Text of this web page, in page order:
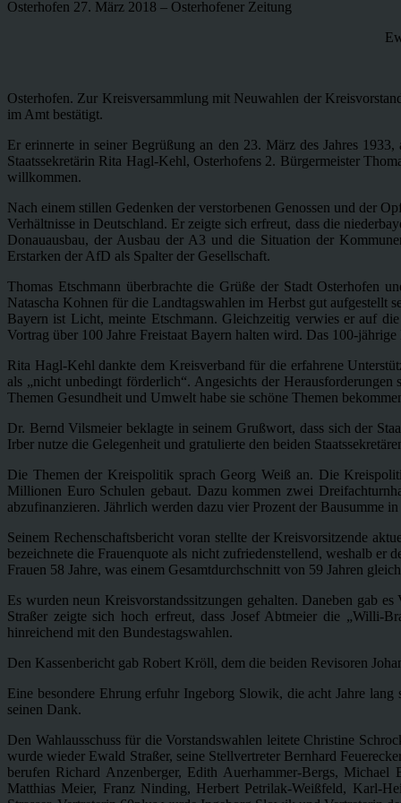
Osterhofen 27. März 2018 – Osterhofener Zeitung
Osterhofen. Zur Kreisversammlung mit Neuwahlen der
im Amt bestätigt.
Er erinnerte in seiner Begrüßung an den 23. März des Jahres
Staatssekretärin Rita Hagl-Kehl, Osterhofens 2. Bürgermeister
willkommen.
Nach einem stillen Gedenken der verstorbenen Genossen und der
Verhältnisse in Deutschland. Er zeigte sich erfreut, dass die
Donauausbau, der Ausbau der A3 und die Situation der
Erstarken der AfD als Spalter der Gesellschaft.
Thomas Etschmann überbrachte die Grüße der Stadt Osterhofen
Natascha Kohnen für die Landtagswahlen im Herbst gut aufgestellt
Bayern ist Licht, meinte Etschmann. Gleichzeitig verwies er auf
Vortrag über 100 Jahre Freistaat Bayern halten wird. Das 100-
Rita Hagl-Kehl dankte dem Kreisverband für die erfahrene
als „nicht unbedingt förderlich“. Angesichts der
Themen Gesundheit und Umwelt habe sie schöne Themen
Dr. Bernd Vilsmeier beklagte in seinem Grußwort, dass sich der
Irber nutze die Gelegenheit und gratulierte den beiden
Die Themen der Kreispolitik sprach Georg Weiß an. Die
Millionen Euro Schulen gebaut. Dazu kommen zwei
abzufinanzieren. Jährlich werden dazu vier Prozent der Bausumme
Seinem Rechenschaftsbericht voran stellte der Kreisvorsitzende
bezeichnete die Frauenquote als nicht zufriedenstellend, weshalb er
Frauen 58 Jahre, was einem Gesamtdurchschnitt von 59 Jahren
Es wurden neun Kreisvorstandssitzungen gehalten. Daneben gab
Straßer zeigte sich hoch erfreut, dass Josef Abtmeier die „Willi-
hinreichend mit den Bundestagswahlen.
Den Kassenbericht gab Robert Kröll, dem die beiden Revisoren
Eine besondere Ehrung erfuhr Ingeborg Slowik, die acht Jahre
seinen Dank.
Den Wahlausschuss für die Vorstandswahlen leitete Christine
wurde wieder Ewald Straßer, seine Stellvertreter Bernhard
berufen Richard Anzenberger, Edith Auerhammer-Bergs,
Matthias Meier, Franz Ninding, Herbert Petrilak-Weißfeld, Karl-